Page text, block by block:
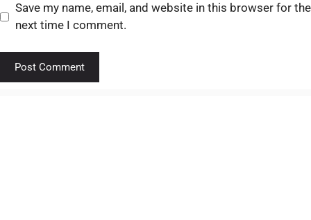
Save my name, email, and website in this browser for the
next time I comment.